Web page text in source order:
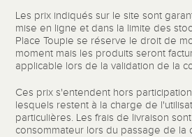
Les prix indiqués sur le site sont
mise en ligne et dans la limite des
Place Toupie se réserve le droit de
moment mais les produits seront
applicable lors de la validation de la
Ces prix s'entendent hors
lesquels restent à la charge de
particulières. Les frais de livraison
consommateur lors du passage de la